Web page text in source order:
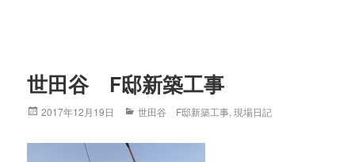
世田谷 F邸新築工事
Posted
2017年12月19日 Categories
世田谷 F邸新築工事,現場日記